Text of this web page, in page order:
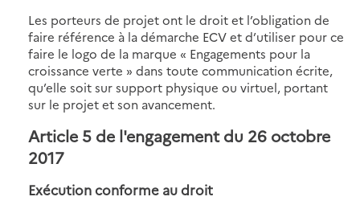
Les porteurs de projet ont le droit et l’obligation de
faire référence à la démarche ECV et d’utiliser pour ce
faire le logo de la marque « Engagements pour la
croissance verte » dans toute communication écrite,
qu’elle soit sur support physique ou virtuel, portant
sur le projet et son avancement.
Article 5 de l'engagement du 26 octobre
2017
Exécution conforme au droit